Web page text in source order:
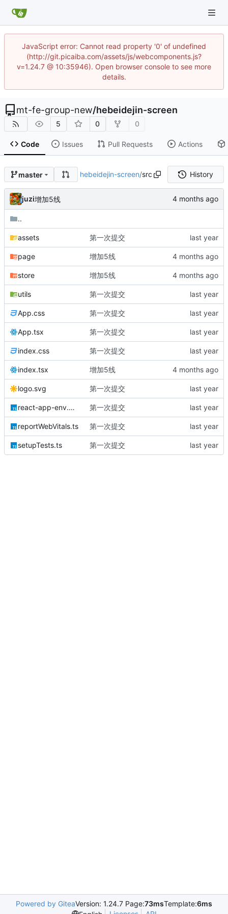
JavaScript error: Cannot read property '0' of undefined
(http://git.picaiba.com/assets/js/webcomponents.js?
v=1.24.7 @ 10:35946). Open browser console to see more
details.
mt-fe-group-new/hebeidejin-screen
5 0 0
Code Issues Pull Requests Actions
master hebeidejin-screen/src History
juzi增加5线
..
assets 第一次提交
page 增加5线
store 增加5线
utils 第一次提交
App.css 第一次提交
App.tsx 第一次提交
index.css 第一次提交
index.tsx 增加5线
logo.svg 第一次提交
react-app-env.d.ts 第一次提交
reportWebVitals.ts 第一次提交
setupTests.ts 第一次提交
Powered by GiteaVersion: 1.24.7 Page:73msTemplate:6ms